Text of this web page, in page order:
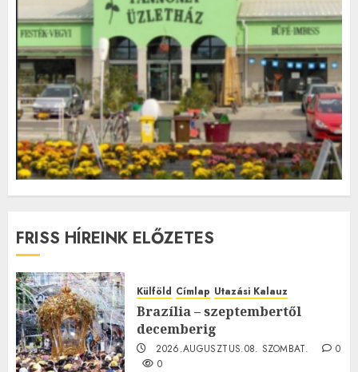
FRISS HÍREINK ELŐZETES
Külföld Címlap Utazási Kalauz
Brazília – szeptembertől
decemberig
2026.AUGUSZTUS.08. SZOMBAT.
0
0